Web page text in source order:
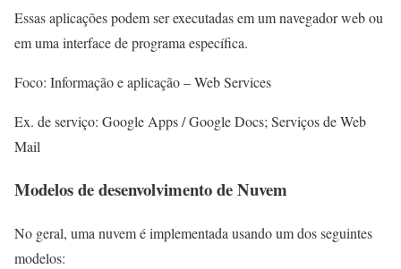
Essas aplicações podem ser executadas em um navegador web ou
em uma interface de programa específica.
Foco: Informação e aplicação – Web Services
Ex. de serviço: Google Apps / Google Docs; Serviços de Web
Mail
Modelos de desenvolvimento de Nuvem
No geral, uma nuvem é implementada usando um dos seguintes
modelos: